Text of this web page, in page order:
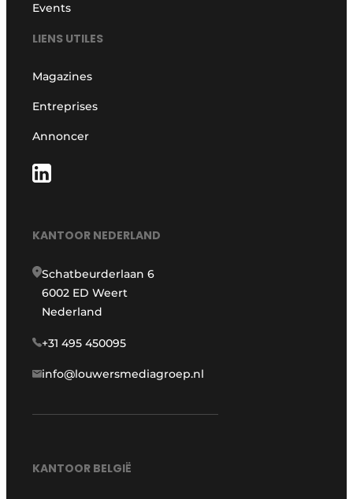
Events
LIENS UTILES
Magazines
Entreprises
Annoncer
KANTOOR NEDERLAND
Schatbeurderlaan 6
6002 ED Weert
Nederland
+31 495 450095
info@louwersmediagroep.nl
KANTOOR BELGIË